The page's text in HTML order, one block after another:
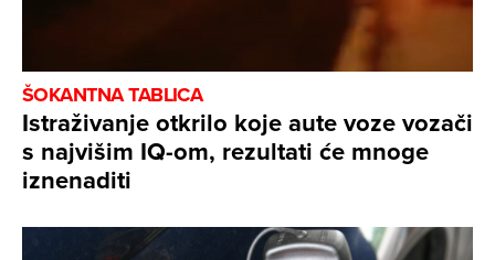
ŠOKANTNA TABLICA
Istraživanje otkrilo koje aute voze vozači
s najvišim IQ-om, rezultati će mnoge
iznenaditi